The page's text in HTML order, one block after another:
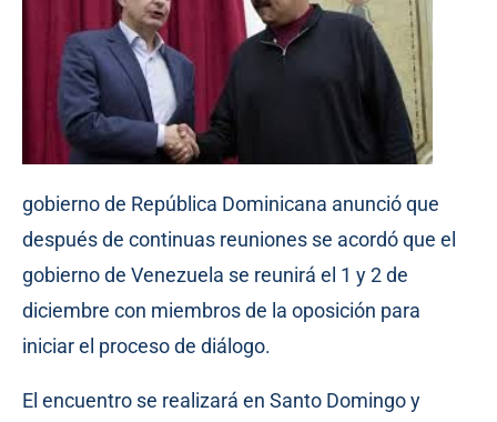
gobierno de República Dominicana anunció que
después de continuas reuniones se acordó que el
gobierno de Venezuela se reunirá el 1 y 2 de
diciembre con miembros de la oposición para
iniciar el proceso de diálogo.
El encuentro se realizará en Santo Domingo y